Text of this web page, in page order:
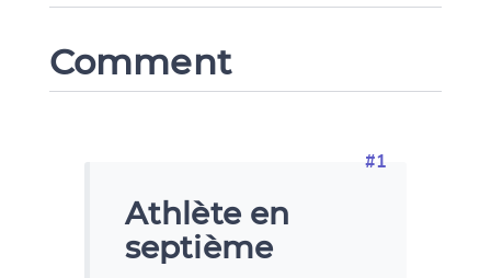
Comment
#1
Athlète en
septième